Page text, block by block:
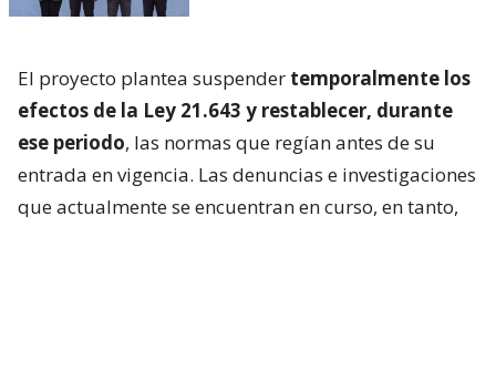
El proyecto plantea suspender temporalmente los
efectos de la Ley 21.643 y restablecer, durante
ese periodo, las normas que regían antes de su
entrada en vigencia. Las denuncias e investigaciones
que actualmente se encuentran en curso, en tanto,